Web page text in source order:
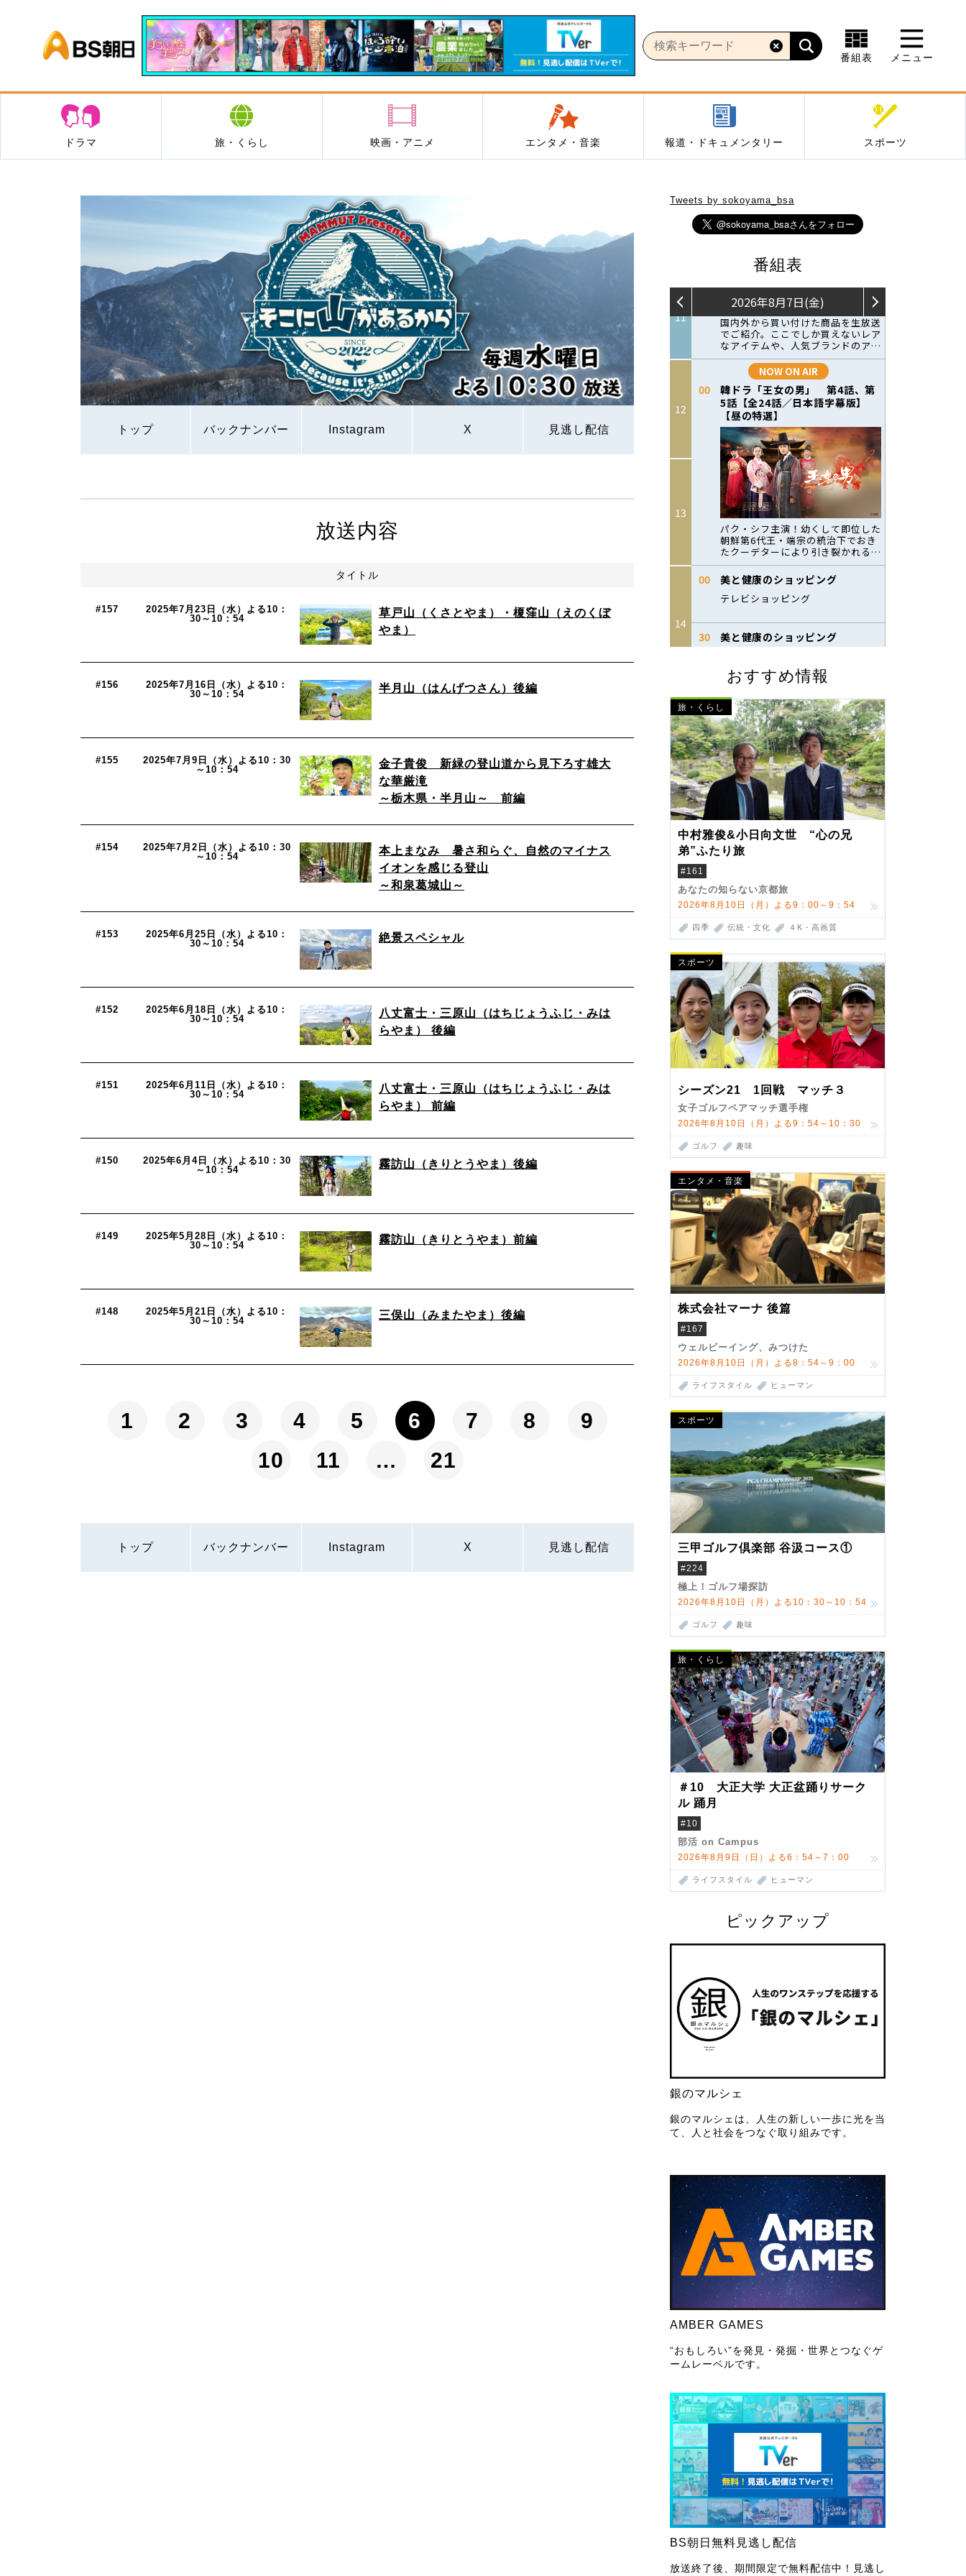
BS朝日
番組表 メニュー
ドラマ 旅・くらし 映画・アニメ エンタメ・音楽 報道・ドキュメンタリー スポーツ
トップ バックナンバー Instagram X 見逃し配信
Tweets by sokoyama_bsa
番組表
おすすめ情報
旅・くらし
中村雅俊&小日向文世 “心の兄
弟”ふたり旅
#161
あなたの知らない京都旅
2026年8月10日（月）よる9：00～9：54
四季 伝統・文化 ４K・高画質
スポーツ
シーズン21 1回戦 マッチ３
女子ゴルフペアマッチ選手権
2026年8月10日（月）よる9：54～10：30
ゴルフ 趣味
エンタメ・音楽
株式会社マーナ 後篇
#167
ウェルビーイング、みつけた
2026年8月10日（月）よる8：54～9：00
ライフスタイル ヒューマン
スポーツ
三甲ゴルフ倶楽部 谷汲コース①
#224
極上！ゴルフ場探訪
2026年8月10日（月）よる10：30～10：54
ゴルフ 趣味
旅・くらし
＃10 大正大学 大正盆踊りサーク
ル 踊月
#10
部活 on Campus
2026年8月9日（日）よる6：54～7：00
ライフスタイル ヒューマン
ピックアップ
銀のマルシェ
銀のマルシェは、人生の新しい一歩に光を当
て、人と社会をつなぐ取り組みです。
AMBER GAMES
“おもしろい”を発見・発掘・世界とつなぐゲ
ームレーベルです。
BS朝日無料見逃し配信
放送終了後、期間限定で無料配信中！見逃し
放送内容
タイトル
#157
2025年7月23日（水）よる10：
30～10：54
草戸山（くさとやま）・榎窪山（えのくぼ
やま）
#156
2025年7月16日（水）よる10：
30～10：54
半月山（はんげつさん）後編
#155
2025年7月9日（水）よる10：30
～10：54
金子貴俊 新緑の登山道から見下ろす雄大
な華厳滝
～栃木県・半月山～ 前編
#154
2025年7月2日（水）よる10：30
～10：54
本上まなみ 暑さ和らぐ、自然のマイナス
イオンを感じる登山
～和泉葛城山～
#153
2025年6月25日（水）よる10：
30～10：54
絶景スペシャル
#152
2025年6月18日（水）よる10：
30～10：54
八丈富士・三原山（はちじょうふじ・みは
らやま） 後編
#151
2025年6月11日（水）よる10：
30～10：54
八丈富士・三原山（はちじょうふじ・みは
らやま） 前編
#150
2025年6月4日（水）よる10：30
～10：54
霧訪山（きりとうやま）後編
#149
2025年5月28日（水）よる10：
30～10：54
霧訪山（きりとうやま）前編
#148
2025年5月21日（水）よる10：
30～10：54
三俣山（みまたやま）後編
1 2 3 4 5 6 7 8
9
10
11 … 21
トップ バックナンバー Instagram X 見逃し配信